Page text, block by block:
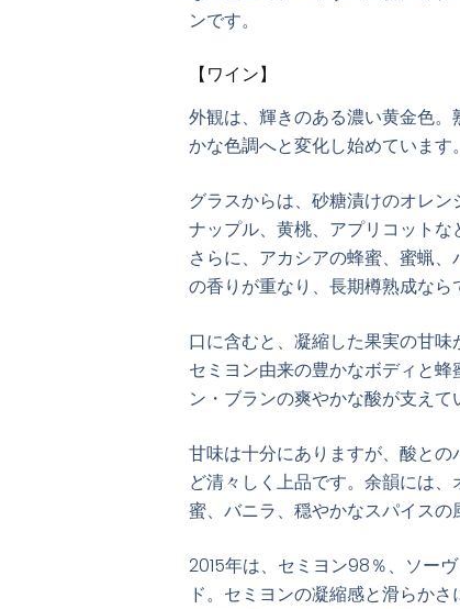
ンです。
【ワイン】
外観は、輝きのある濃い黄金色
かな色調へと変化し始めています。
グラスからは、砂糖漬けのオレ
ナップル、黄桃、アプリコットな
さらに、アカシアの蜂蜜、蜜蝋
の香りが重なり、長期樽熟成なら
口に含むと、凝縮した果実の甘味
セミヨン由来の豊かなボディと
ン・ブランの爽やかな酸が支えて
甘味は十分にありますが、酸と
ど清々しく上品です。余韻には
蜜、バニラ、穏やかなスパイスの
2015年は、セミヨン98％、ソー
ド。セミヨンの凝縮感と滑らか